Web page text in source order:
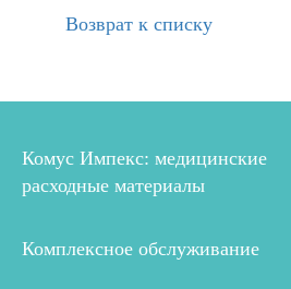
Возврат к списку
Комус Импекс: медицинские
расходные материалы
Комплексное обслуживание